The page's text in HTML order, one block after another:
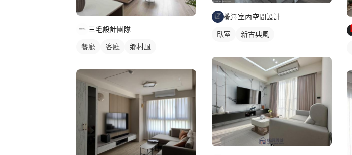
三毛設計團隊
餐廳 客廳 鄉村風
櫳澤室內空間設計
臥室 新古典風